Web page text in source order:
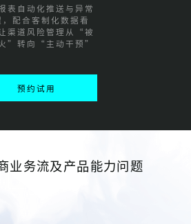
表自动化推送与异常
，配合客制化数据看
渠道风险管理从“被
”转向“主动干预”
预约试用
业务流及产品能力问题